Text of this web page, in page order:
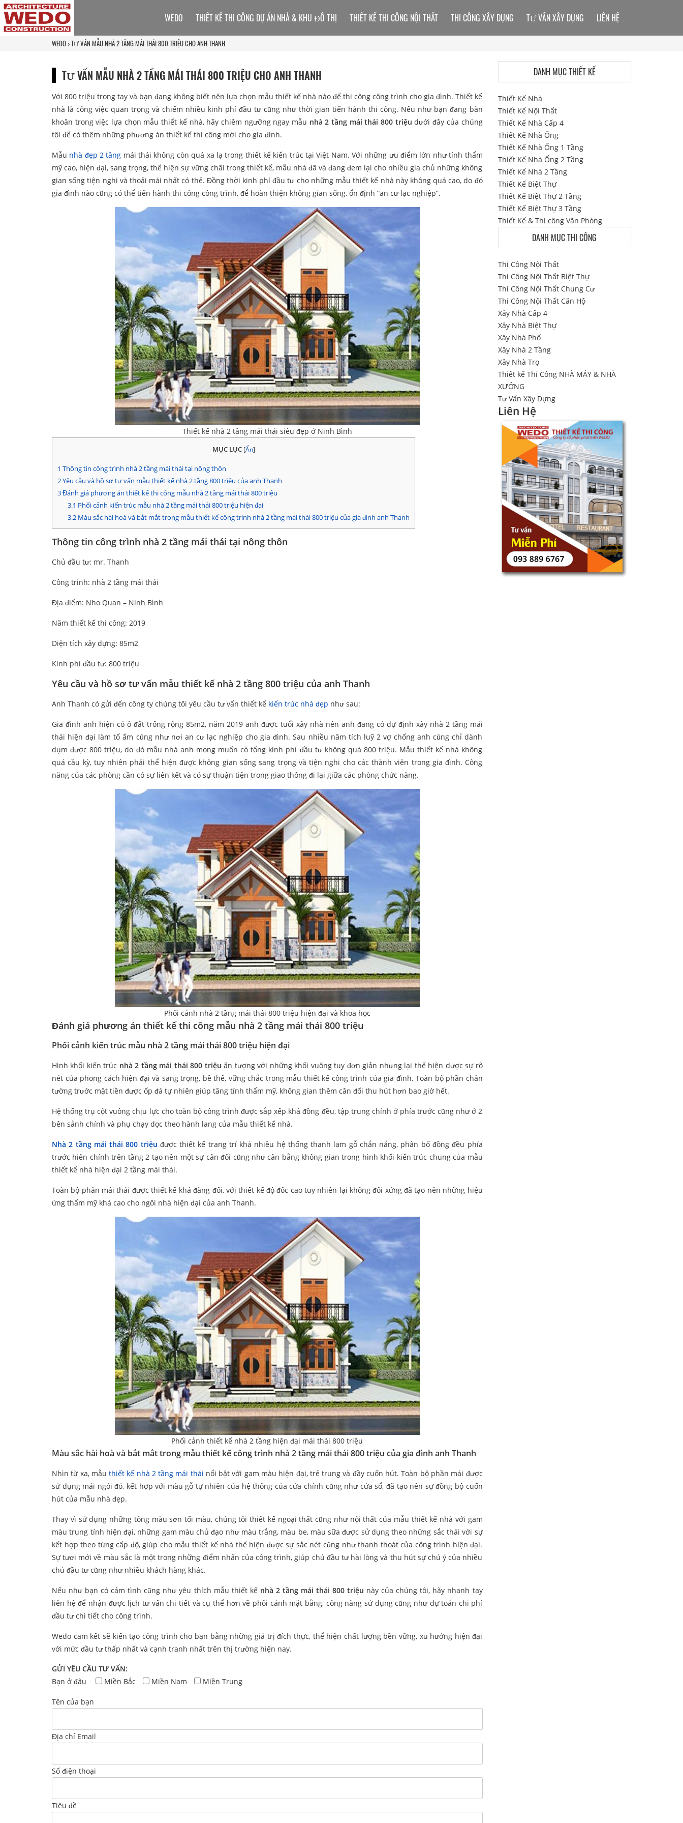
WEDO TƯ VẤN MẪU NHÀ 2 TẦNG MÁI THÁI 800 TRIỆU CHO ANH THANH
TƯ VẤN MẪU NHÀ 2 TẦNG MÁI THÁI 800 TRIỆU CHO ANH THANH
Với 800 triệu trong tay và bạn đang không biết nên lựa chọn mẫu thiết kế nhà nào để thi công công trình cho gia đình. Thiết kế
nhà là công việc quan trọng và chiếm nhiều kinh phí đầu tư cũng như thời gian tiến hành thi công. Nếu như bạn đang băn
khoăn trong việc lựa chọn mẫu thiết kế nhà, hãy chiêm ngưỡng ngay mẫu nhà 2 tầng mái thái 800 triệu dưới đây của chúng
tôi để có thêm những phương án thiết kế thi công mới cho gia đình.
Mẫu nhà đẹp 2 tầng mái thái không còn quá xa lạ trong thiết kế kiến trúc tại Việt Nam. Với những ưu điểm lớn như tính thẩm
mỹ cao, hiện đại, sang trọng, thể hiện sự vững chãi trong thiết kế, mẫu nhà đã và đang đem lại cho nhiều gia chủ những không
gian sống tiện nghi và thoải mái nhất có thẻ. Đồng thời kinh phí đầu tư cho những mẫu thiết kế nhà này không quá cao, do đó
gia đình nào cũng có thể tiến hành thi công công trình, để hoàn thiện không gian sống, ổn định “an cư lạc nghiệp”.
Thiết kế nhà 2 tầng mái thái siêu đẹp ở Ninh Bình
MỤC LỤC [Ẩn]
1 Thông tin công trình nhà 2 tầng mái thái tại nông thôn
2Yêu cầu và hồ sơ tư vấn mẫu thiết kế nhà 2 tầng 800 triệu của anh Thanh
3Đánh giá phương án thiết kế thi công mẫu nhà 2 tầng mái thái 800 triệu
3.1 Phối cảnh kiến trúc mẫu nhà 2 tầng mái thái 800 triệu hiện đại
3.2Màu sắc hài hoà và bắt mắt trong mẫu thiết kế công trình nhà 2 tầng mái thái 800 triệu của gia đình anh Thanh
Thông tin công trình nhà 2 tầng mái thái tại nông thôn
Chủ đầu tư: mr. Thanh
Công trình: nhà 2 tầng mái thái
Địa điểm: Nho Quan – Ninh Bình
Năm thiết kế thi công: 2019
Diện tích xây dựng: 85m2
Kinh phí đầu tư: 800 triệu
Yêu cầu và hồ sơ tư vấn mẫu thiết kế nhà 2 tầng 800 triệu của anh Thanh
Anh Thanh có gửi đến công ty chúng tôi yêu cầu tư vấn thiết kế kiến trúc nhà đẹp như sau:
Gia đình anh hiện có ô đất trống rộng 85m2, năm 2019 anh được tuổi xây nhà nên anh đang có dự định xây nhà 2 tầng mái
thái hiện đại làm tổ ấm cũng như nơi an cư lạc nghiệp cho gia đình. Sau nhiều năm tích luỹ 2 vợ chống anh cũng chỉ dành
dụm được 800 triệu, do đó mẫu nhà anh mong muốn có tổng kinh phí đầu tư không quá 800 triệu. Mẫu thiết kế nhà không
quá cầu kỳ, tuy nhiên phải thể hiện được không gian sống sang trọng và tiện nghi cho các thành viên trong gia đình. Công
năng của các phòng cần có sự liên kết và có sự thuận tiện trong giao thông đi lại giữa các phòng chức năng.
Phối cảnh nhà 2 tầng mái thái 800 triệu hiện đại và khoa học
Đánh giá phương án thiết kế thi công mẫu nhà 2 tầng mái thái 800 triệu
Phối cảnh kiến trúc mẫu nhà 2 tầng mái thái 800 triệu hiện đại
Hình khối kiến trúc nhà 2 tầng mái thái 800 triệu ấn tượng với những khối vuông tuy đơn giản nhưng lại thể hiện dược sự rõ
nét của phong cách hiện đại và sang trọng, bề thế, vững chắc trong mẫu thiết kế công trình của gia đình. Toàn bộ phần chân
tường trước mặt tiền được ốp đá tự nhiên giúp tăng tính thẩm mỹ, không gian thêm cân đối thu hút hơn bao giờ hết.
Hệ thống trụ cột vuông chịu lực cho toàn bộ công trình được sắp xếp khá đồng đều, tập trung chính ở phía trước cũng như ở 2
bên sảnh chính và phụ chạy dọc theo hành lang của mẫu thiết kế nhà.
Nhà 2 tầng mái thái 800 triệu được thiết kế trang trí khá nhiều hệ thống thanh lam gỗ chắn nắng, phân bố đồng đều phía
trước hiên chính trên tầng 2 tạo nên một sự cân đối cũng như cân bằng không gian trong hình khối kiến trúc chung của mẫu
thiết kế nhà hiện đại 2 tầng mái thái.
Toàn bộ phân mái thái được thiết kế khá đăng đối, với thiết kế độ đốc cao tuy nhiên lại không đối xứng đã tạo nên những hiệu
ứng thẩm mỹ khá cao cho ngôi nhà hiện đại của anh Thanh.
Phối cảnh thiết kế nhà 2 tầng hiện đại mái thái 800 triệu
Màu sắc hài hoà và bắt mắt trong mẫu thiết kế công trình nhà 2 tầng mái thái 800 triệu của gia đình anh Thanh
Nhìn từ xa, mẫuthiết kế nhà 2 tầng mái thái nổi bật với gam màu hiện đại, trẻ trung và đầy cuốn hút. Toàn bộ phần mái được
sử dụng mái ngói đỏ, kết hợp với màu gỗ tự nhiên của hệ thống của cửa chính cũng như cửa sổ, đã tạo nên sự đồng bộ cuốn
hút của mẫu nhà đẹp.
Thay vì sử dụng những tông màu sơn tối màu, chúng tôi thiết kế ngoại thất cũng như nội thất của mẫu thiết kế nhà với gam
màu trung tính hiện đại, những gam màu chủ đạo như màu trắng, màu be, màu sữa được sử dụng theo những sắc thái với sự
kết hợp theo từng cấp độ, giúp cho mẫu thiết kế nhà thể hiện được sự sắc nét cũng như thanh thoát của công trình hiện đại.
Sự tươi mới về màu sắc là một trong những điểm nhấn của công trình, giúp chủ đầu tư hài lòng và thu hút sự chú ý của nhiều
chủ đầu tư cũng như nhiều khách hàng khác.
Nếu như bạn có cảm tình cũng như yêu thích mẫu thiết kế nhà 2 tầng mái thái 800 triệu này của chúng tôi, hãy nhanh tay
liên hệ để nhận được lịch tư vấn chi tiết và cụ thể hơn về phối cảnh mặt bằng, công năng sử dụng cũng như dự toán chi phí
đầu tư chi tiết cho công trình.
Wedo cam kết sẽ kiến tạo công trình cho bạn bằng những giá trị đích thực, thể hiện chất lượng bền vững, xu hướng hiện đại
với mức đầu tư thấp nhất và cạnh tranh nhất trên thị trường hiện nay.
GỬI YÊU CẦU TƯ VẤN:
Bạn ở đâu
Miền Bắc Miền Nam Miền Trung
Tên của bạn
Địa chỉ Email
Số điện thoại
Tiêu đề
WEDO THIẾT KẾ THI CÔNG DỰ ÁN NHÀ & KHU ĐÔ THỊ THIẾT KẾ THI CÔNG NỘI THẤT THI CÔNG XÂY DỰNG TƯ VẤN XÂY DỰNG LIÊN HỆ
DANH MỤC THIẾT KẾ
Thiết Kế Nhà
Thiết Kế Nội Thất
Thiết Kế Nhà Cấp 4
Thiết Kế Nhà Ống
Thiết Kế Nhà Ống 1 Tầng
Thiết Kế Nhà Ống 2 Tầng
Thiết Kế Nhà 2 Tầng
Thiết Kế Biệt Thự
Thiết Kế Biệt Thự 2 Tầng
Thiết Kế Biệt Thự 3 Tầng
Thiết Kế & Thi công Văn Phòng
DANH MỤC THI CÔNG
Thi Công Nội Thất
Thi Công Nội Thất Biệt Thự
Thi Công Nội Thất Chung Cư
Thi Công Nội Thất Căn Hộ
Xây Nhà Cấp 4
Xây Nhà Biệt Thự
Xây Nhà Phố
Xây Nhà 2 Tầng
Xây Nhà Trọ
Thiết kế Thi Công NHÀ MÁY & NHÀ
XƯỞNG
Tư Vấn Xây Dựng
Liên Hệ